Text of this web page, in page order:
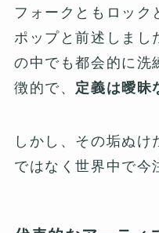
フォークともロック
ポップと前述しまし
の中でも都会的に洗
徴的で、 定義は曖昧
しかし、その垢ぬけ
ではなく世界中で今